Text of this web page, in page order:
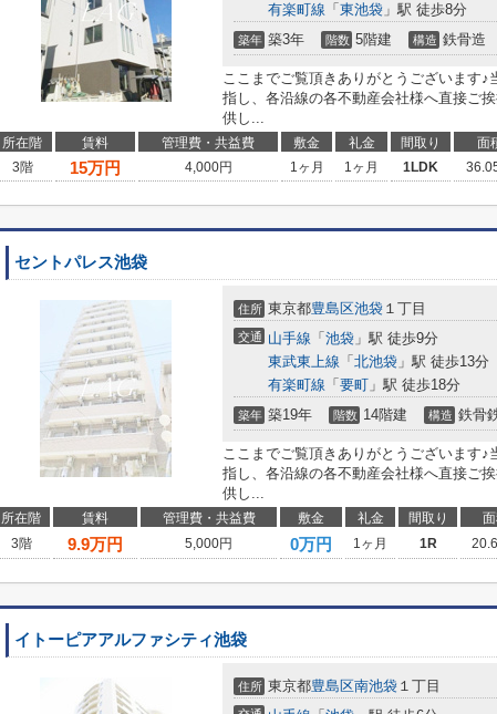
有楽町線 「 東池袋 」駅 徒歩8分
築年 築3年 階数 5階建 構造 鉄骨造
ここまでご覧頂きありがとうございます♪
指し、各沿線の各不動産会社様へ直接ご
供し...
所在階 賃料 管理費・共益費 敷金 礼金 間取り 面
3階
15万円 4,000円 1ヶ月 1ヶ月 1LDK
セントパレス池袋
住所 東京都豊島区池袋 １丁目
交通 山手線 「 池袋 」駅 徒歩9分
東武東上線 「 北池袋 」駅 徒歩13分
有楽町線 「 要町 」駅 徒歩18分
築年 築19年 階数 14階建 構造 鉄骨
ここまでご覧頂きありがとうございます♪
指し、各沿線の各不動産会社様へ直接ご
供し...
所在階 賃料 管理費・共益費 敷金 礼金 間取り
3階
9.9万円 5,000円 0万円 1ヶ月 1R
イトーピアアルファシティ池袋
住所 東京都豊島区南池袋 １丁目